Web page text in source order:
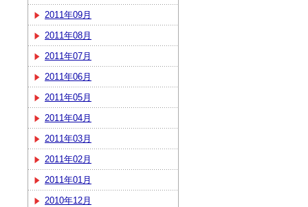
2011年09月
2011年08月
2011年07月
2011年06月
2011年05月
2011年04月
2011年03月
2011年02月
2011年01月
2010年12月